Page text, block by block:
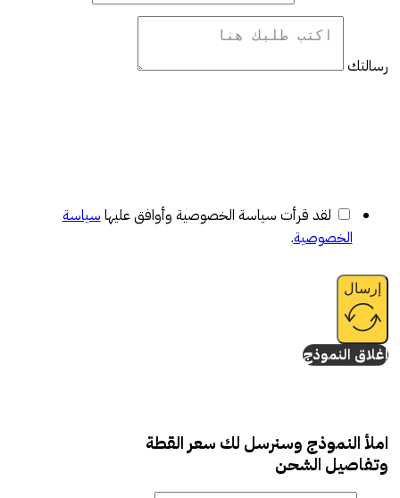
رسالتك
لقد قرأت سياسة الخصوصية وأوافق عليها سياسة
الخصوصية.
إرسال
إغلاق النموذج
املأ النموذج وسنرسل لك سعر القطة
وتفاصيل الشحن